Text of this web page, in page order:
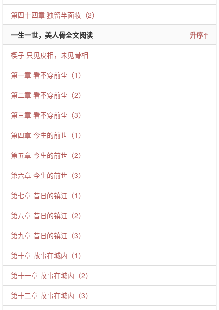
第四十四章 独留半面妆（2）
一生一世，美人骨全文阅读 升序↑
楔子 只见皮相，未见骨相
第一章 看不穿前尘（1）
第二章 看不穿前尘（2）
第三章 看不穿前尘（3）
第四章 今生的前世（1）
第五章 今生的前世（2）
第六章 今生的前世（3）
第七章 昔日的镇江（1）
第八章 昔日的镇江（2）
第九章 昔日的镇江（3）
第十章 故事在城内（1）
第十一章 故事在城内（2）
第十二章 故事在城内（3）